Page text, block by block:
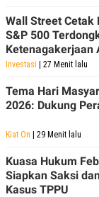
Wall Street
S&P 500
Ketenagakerjaan
Investasi | 27 Menit lalu
Tema Hari
2026: Dukung
Kiat On | 29 Menit lalu
Kuasa Hukum
Siapkan Saksi
Kasus TPPU